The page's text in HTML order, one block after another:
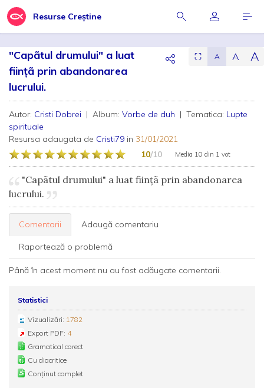
Resurse Creștine
"Capãtul drumului" a luat
fiinţã prin abandonarea
lucrului.
⛶ A A A
Autor: Cristi Dobrei | Album: Vorbe de duh | Tematica: Lupte
spirituale
Resursa adaugata de Cristi79 in 31/01/2021
10/10 Media 10 din 1 vot
"Capãtul drumului" a luat fiinţã prin abandonarea
lucrului.
Comentarii Adaugă comentariu
Raportează o problemă
Până în acest moment nu au fost adăugate comentarii.
Statistici
Vizualizări: 1782
Export PDF: 4
Gramatical corect
Cu diacritice
Conținut complet